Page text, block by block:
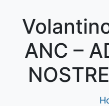
ANC –